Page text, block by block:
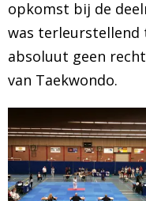
opkomst bij de
was terleurstellend
absoluut geen
van Taekwondo.